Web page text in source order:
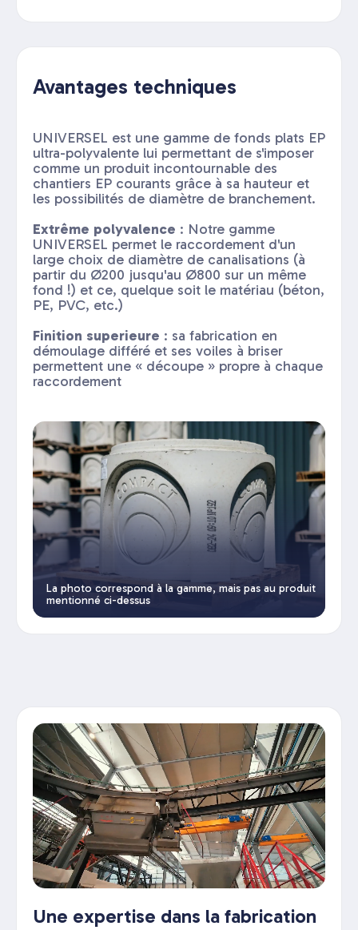
Avantages techniques
UNIVERSEL est une gamme de fonds plats EP
ultra-polyvalente lui permettant de s'imposer
comme un produit incontournable des
chantiers EP courants grâce à sa hauteur et
les possibilités de diamètre de branchement.
Extrême polyvalence : Notre gamme
UNIVERSEL permet le raccordement d'un
large choix de diamètre de canalisations (à
partir du Ø200 jusqu'au Ø800 sur un même
fond !) et ce, quelque soit le matériau (béton,
PE, PVC, etc.)
Finition superieure : sa fabrication en
démoulage différé et ses voiles à briser
permettent une « découpe » propre à chaque
raccordement
La photo correspond à la gamme, mais pas au produit
mentionné ci-dessus
Une expertise dans la fabrication